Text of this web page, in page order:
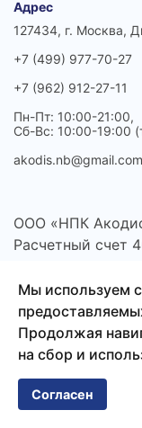
Адрес
127434, г. Москва,
+7 (499) 977-70-27
+7 (962) 912-27-11
Пн-Пт: 10:00-21:00,
Сб-Вс: 10:00-19:00
akodis.nb@gmail.com
ООО «НПК
Расчетный счет
Мы используем
Продолжая
на сбор и
Согласен